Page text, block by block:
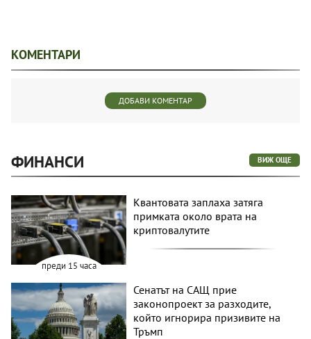
КОМЕНТАРИ
ДОБАВИ КОМЕНТАР
ФИНАНСИ ВИЖ ОЩЕ
преди 15 часа
Квантовата заплаха затяга
примката около врата на
криптовалутите
Сенатът на САЩ прие
законопроект за разходите,
който игнорира призивите на
Тръмп